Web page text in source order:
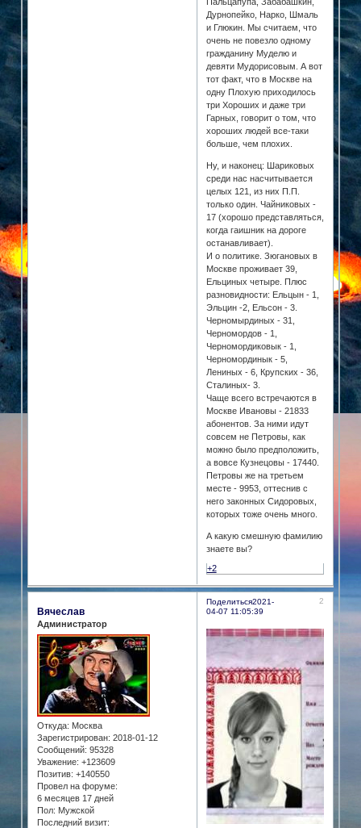
Дурнопейко, Нарко, Шмаль
и Глюкин. Мы считаем, что
очень не повезло одному
гражданину Муделю и
девяти Мудорисовым. А вот
тот факт, что в Москве на
одну Плохую приходилось
три Хороших и даже три
Гарных, говорит о том, что
хороших людей все-таки
больше, чем плохих.
Ну, и наконец: Шариковых
среди нас насчитывается
целых 121, из них П.П.
только один. Чайниковых -
17 (хорошо представляться,
когда гаишник на дороге
останавливает).
И о политике. Зюгановых в
Москве проживает 39,
Ельциных четыре. Плюс
разновидности: Ельцын - 1,
Эльцин -2, Ельсон - 3.
Черномырдиных - 31,
Черномордов - 1,
Черномордиковык - 1,
Черномординык - 5,
Лениных - 6, Крупских - 36,
Сталиных- 3.
Чаще всего встречаются в
Москве Ивановы - 21833
абонентов. За ними идут
совсем не Петровы, как
можно было предположить,
а вовсе Кузнецовы - 17440.
Петровы же на третьем
месте - 9953, оттеснив с
него законных Сидоровых,
которых тоже очень много.
А какую смешную фамилию
знаете вы?
+2
Поделиться 2
2021-
04-07 11:05:39
Вячеслав
Администратор
Откуда: Москва
Зарегистрирован: 2018-01-12
Сообщений: 95328
Уважение: +123609
Позитив: +140550
Провел на форуме:
6 месяцев 17 дней
Пол: Мужской
Последний визит: